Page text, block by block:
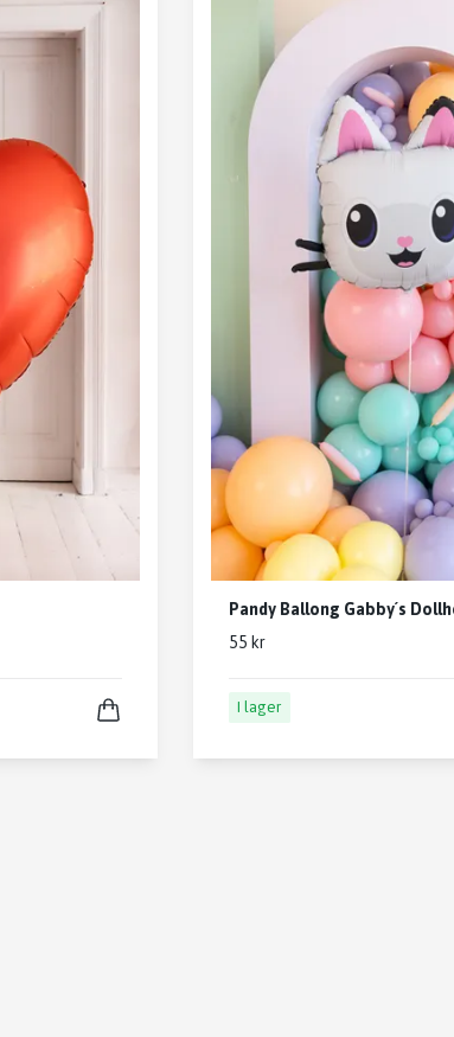
Pandy Ballong Gabby´s
55 kr
I lager